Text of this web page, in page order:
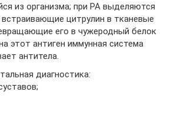
из организма; при РА выделяются
цитрулин в тканевые
его в чужеродный белок
этот антиген иммунная система
антитела.
диагностика: